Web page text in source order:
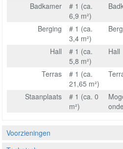
Badkamer
# 1 (ca.
6,9 m²)
Berging
# 1 (ca.
3,4 m²)
Hall
# 1 (ca.
5,8 m²)
Hall
Terras
# 1 (ca.
21,65 m²)
Staanplaats
# 1 (ca. 0
m²)
Voorzieningen